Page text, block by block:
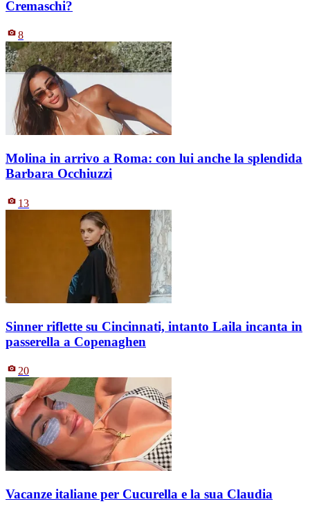
Cremaschi?
8
Molina in arrivo a Roma: con lui anche la splendida
Barbara Occhiuzzi
13
Sinner riflette su Cincinnati, intanto Laila incanta in
passerella a Copenaghen
20
Vacanze italiane per Cucurella e la sua Claudia